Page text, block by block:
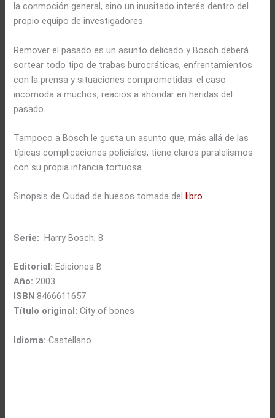
la conmoción general, sino un inusitado interés dentro del
propio equipo de investigadores.
Remover el pasado es un asunto delicado y Bosch deberá
sortear todo tipo de trabas burocráticas, enfrentamientos
con la prensa y situaciones comprometidas: el caso
incomoda a muchos, reacios a ahondar en heridas del
pasado.
Tampoco a Bosch le gusta un asunto que, más allá de las
típicas complicaciones policiales, tiene claros paralelismos
con su propia infancia tortuosa.
Sinopsis de Ciudad de huesos tomada del libro
Serie: Harry Bosch; 8
Editorial: Ediciones B
Año: 2003
ISBN 8466611657
Título original: City of bones
Idioma: Castellano